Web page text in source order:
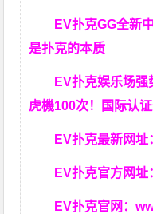
EV扑克GG全新
是扑克的本质
EV扑克娱乐场
虎機100次！国际认证
EV扑克最新网址
EV扑克官方网址
EV扑克官网：